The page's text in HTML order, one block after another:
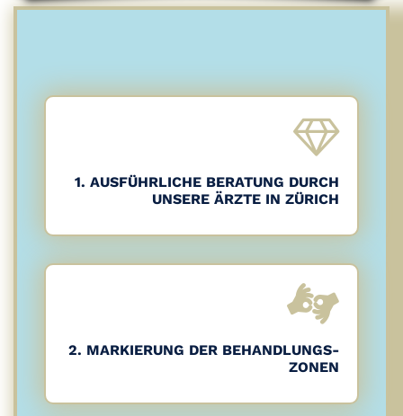
1. AUSFÜHRLICHE BERATUNG DURCH
UNSERE ÄRZTE IN ZÜRICH
2. MARKIERUNG DER BEHANDLUNGS-
ZONEN